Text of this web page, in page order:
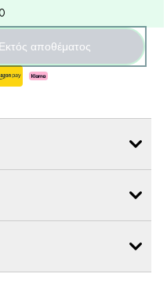
Εκτός αποθέματος